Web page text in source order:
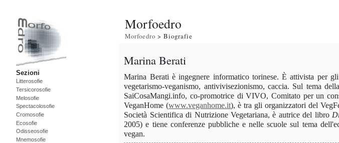
Sezioni
Litterosofie
Tersicorosofie
Melosofie
Spectacolosofie
Cromosofie
Ecosofie
Odisseosofie
Mnemosofie
Morfoedro
Morfoedro > Biografie
Marina Berati
Marina Berati è ingegnere informatico torinese. È attivista per
vegetarismo-veganismo, antivivisezionismo, caccia. Sul tema
SaiCosaMangi.info, co-promotrice di VIVO, Comitato per un
VeganHome (www.veganhome.it), è tra gli organizzatori del
Società Scientifica di Nutrizione Vegetariana, è autrice del libro
2005) e tiene conferenze pubbliche e nelle scuole sul tema
vegan.